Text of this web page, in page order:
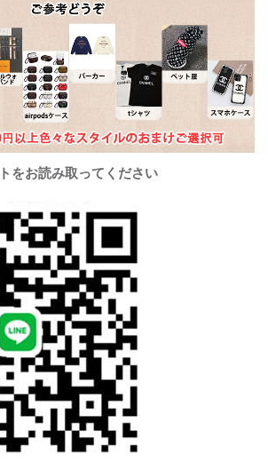
をお読み取ってください